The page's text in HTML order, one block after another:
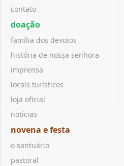
contato
doação
família dos devotos
história de nossa senhora
imprensa
locais turísticos
loja oficial
notícias
novena e festa
o santuário
pastoral